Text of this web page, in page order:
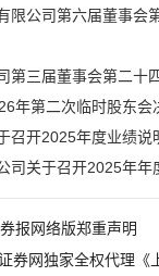
限公司第六届董事会
第三届董事会第二十
年第二次临时股东会
召开2025年度业绩说
司关于召开2025年年
券报网络版郑重声明
券网独家全权代理《